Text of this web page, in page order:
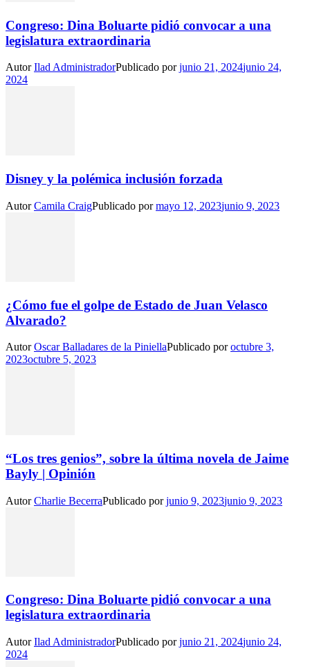
Congreso: Dina Boluarte pidió convocar a una
legislatura extraordinaria
AutorIlad AdministradorPublicado porjunio 21, 2024junio 24,
2024
Disney y la polémica inclusión forzada
AutorCamila CraigPublicado pormayo 12, 2023junio 9, 2023
¿Cómo fue el golpe de Estado de Juan Velasco
Alvarado?
AutorOscar Balladares de la PiniellaPublicado poroctubre 3,
2023octubre 5, 2023
“Los tres genios”, sobre la última novela de Jaime
Bayly | Opinión
AutorCharlie BecerraPublicado porjunio 9, 2023junio 9, 2023
Congreso: Dina Boluarte pidió convocar a una
legislatura extraordinaria
AutorIlad AdministradorPublicado porjunio 21, 2024junio 24,
2024